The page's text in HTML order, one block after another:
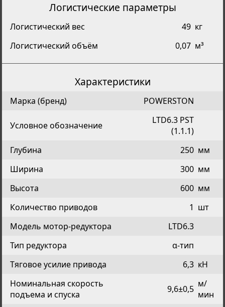
Логистические параметры
Логистический вес 49 кг
Логистический объём
0,07 м³
Характеристики
Марка (бренд) POWERSTON
Условное обозначение
LTD6.3 PST
(1.1.1)
Глубина
250 мм
Ширина
300 мм
Высота
600 мм
Количество приводов
1 шт
Модель мотор-редуктора
LTD6.3
Тип редуктора
α-тип
Тяговое усилие привода
6,3 кН
Номинальная скорость
подъема и спуска
9,6±0,5 м/
мин